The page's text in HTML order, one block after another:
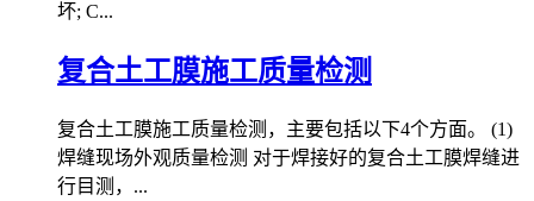
坏; C...
复合土工膜施工质量检测
复合土工膜施工质量检测，主要包括以下4个方面。 (1)
焊缝现场外观质量检测 对于焊接好的复合土工膜焊缝进
行目测，...